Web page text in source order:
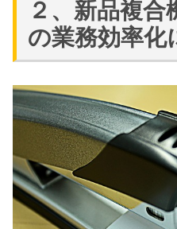
２、新品複合
の業務効率化